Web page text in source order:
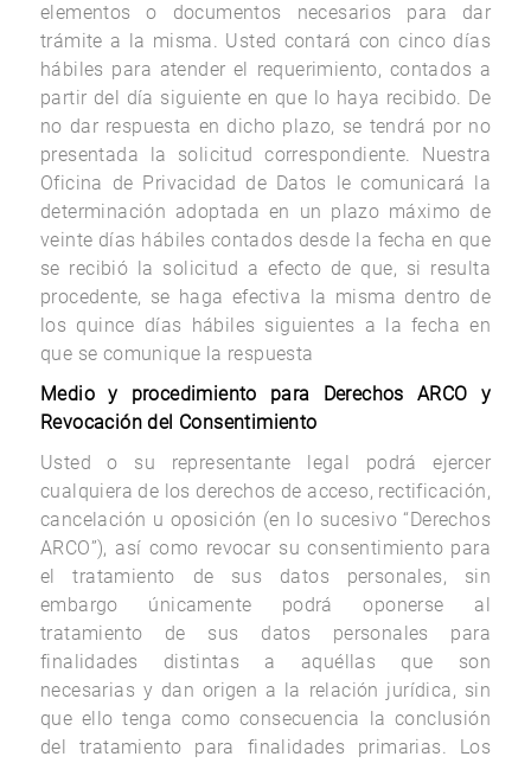
elementos o documentos necesarios para dar
trámite a la misma. Usted contará con cinco días
hábiles para atender el requerimiento, contados a
partir del día siguiente en que lo haya recibido. De
no dar respuesta en dicho plazo, se tendrá por no
presentada la solicitud correspondiente. Nuestra
Oficina de Privacidad de Datos le comunicará la
determinación adoptada en un plazo máximo de
veinte días hábiles contados desde la fecha en que
se recibió la solicitud a efecto de que, si resulta
procedente, se haga efectiva la misma dentro de
los quince días hábiles siguientes a la fecha en
que se comunique la respuesta
Medio y procedimiento para Derechos ARCO y
Revocación del Consentimiento
Usted o su representante legal podrá ejercer
cualquiera de los derechos de acceso, rectificación,
cancelación u oposición (en lo sucesivo “Derechos
ARCO”), así como revocar su consentimiento para
el tratamiento de sus datos personales, sin
embargo únicamente podrá oponerse al
tratamiento de sus datos personales para
finalidades distintas a aquéllas que son
necesarias y dan origen a la relación jurídica, sin
que ello tenga como consecuencia la conclusión
del tratamiento para finalidades primarias. Los